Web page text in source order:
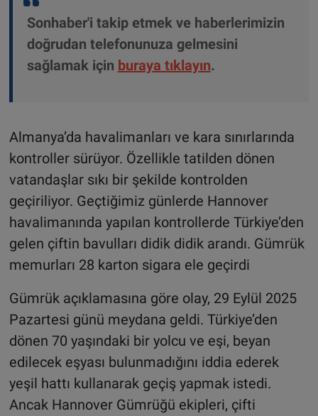
Sonhaber'i takip etmek ve haberlerimizin
doğrudan telefonunuza gelmesini
sağlamak için buraya tıklayın.
Almanya’da havalimanları ve kara sınırlarında
kontroller sürüyor. Özellikle tatilden dönen
vatandaşlar sıkı bir şekilde kontrolden
geçiriliyor. Geçtiğimiz günlerde Hannover
havalimanında yapılan kontrollerde Türkiye’den
gelen çiftin bavulları didik didik arandı. Gümrük
memurları 28 karton sigara ele geçirdi
Gümrük açıklamasına göre olay, 29 Eylül 2025
Pazartesi günü meydana geldi. Türkiye’den
dönen 70 yaşındaki bir yolcu ve eşi, beyan
edilecek eşyası bulunmadığını iddia ederek
yeşil hattı kullanarak geçiş yapmak istedi.
Ancak Hannover Gümrüğü ekipleri, çifti